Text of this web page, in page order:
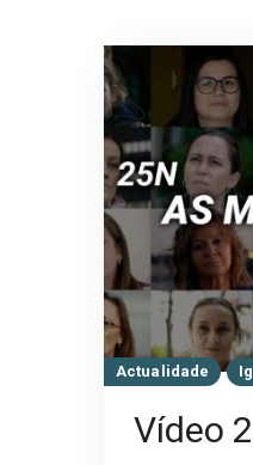
Actualidade
Vídeo